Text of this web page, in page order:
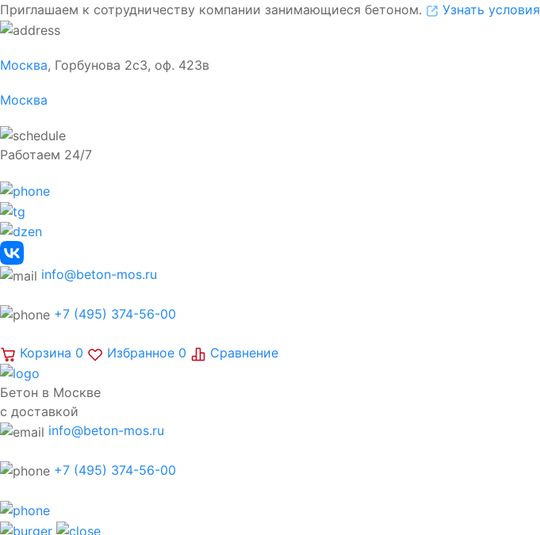
Приглашаем к сотрудничеству компании занимающиеся бетоном. Узнать условия
Москва, Горбунова 2с3, оф. 423в
Москва
Работаем 24/7
info@beton-mos.ru
+7 (495) 374-56-00
Корзина 0 Избранное 0 Сравнение
Бетон в Москве
с доставкой
info@beton-mos.ru
+7 (495) 374-56-00